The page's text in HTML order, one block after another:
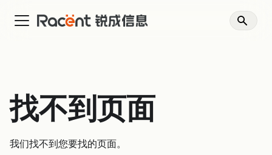
找不到页面
我们找不到您要找的页面。